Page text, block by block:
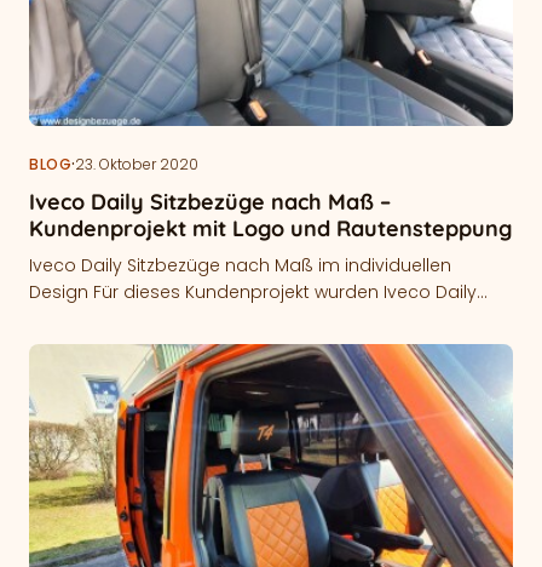
BLOG·23. Oktober 2020
Iveco Daily Sitzbezüge nach Maß –
Kundenprojekt mit Logo und Rautensteppung
Iveco Daily Sitzbezüge nach Maß im individuellen
Design Für dieses Kundenprojekt wurden Iveco Daily